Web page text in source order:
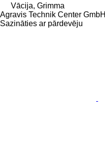
Vācija, Grimma
Agravis Technik Center GmbH
Sazināties ar pārdevēju